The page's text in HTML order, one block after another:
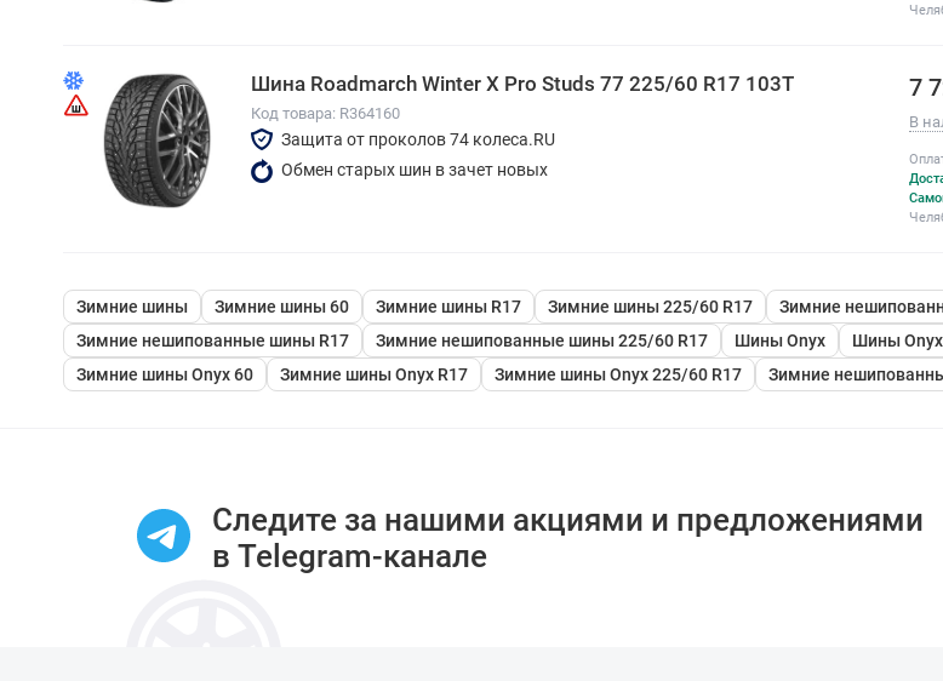
Шина Roadmarch Winter X Pro Studs 77 225/60 R17 103T
Код товара: R364160
Защита от проколов 74 колеса.RU
Обмен старых шин в зачет новых
7
В
Зимние шины Зимние шины 60 Зимние шины R17 Зимние шины 225/60 R17 Зимние
Зимние нешипованные шины R17
Зимние нешипованные шины 225/60 R17 Шины Onyx Шины
Зимние шины Onyx 60
Зимние шины Onyx R17 Зимние шины Onyx 225/60 R17 Зимние
Следите за нашими акциями и предложениями
в Telegram-канале